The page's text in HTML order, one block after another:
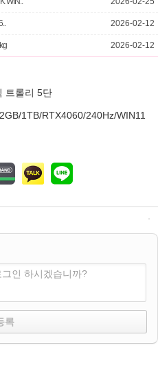
2026-02-12
2026-02-12
트롤리 5단
1TB/RTX4060/240Hz/WIN11
인 하시겠습니까?